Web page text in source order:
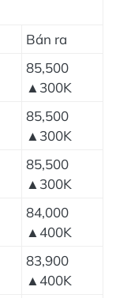
Bán ra
85,500
▲300K
85,500
▲300K
85,500
▲300K
84,000
▲400K
83,900
▲400K